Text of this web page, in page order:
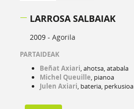
LARROSA SALBAIAK
2009 - Agorila
PARTAIDEAK
Beñat Axiari, ahotsa, atabala
Michel Queuille, pianoa
Julen Axiari, bateria, perkusioa